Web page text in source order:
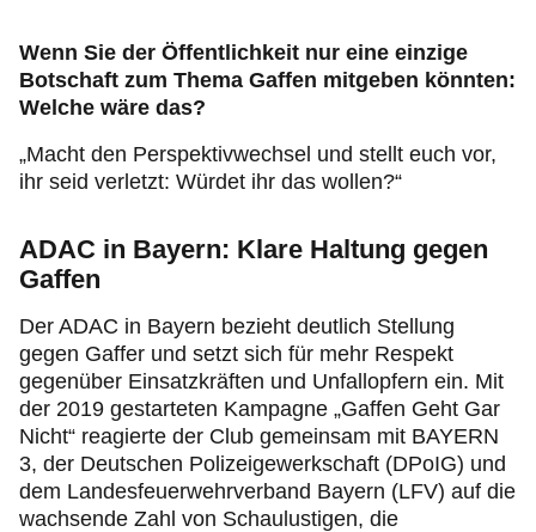
Wenn Sie der Öffentlichkeit nur eine einzige
Botschaft zum Thema Gaffen mitgeben könnten:
Welche wäre das?
„Macht den Perspektivwechsel und stellt euch vor,
ihr seid verletzt: Würdet ihr das wollen?“
ADAC in Bayern: Klare Haltung gegen
Gaffen
Der ADAC in Bayern bezieht deutlich Stellung
gegen Gaffer und setzt sich für mehr Respekt
gegenüber Einsatzkräften und Unfallopfern ein. Mit
der 2019 gestarteten Kampagne „Gaffen Geht Gar
Nicht“ reagierte der Club gemeinsam mit BAYERN
3, der Deutschen Polizeigewerkschaft (DPoIG) und
dem Landesfeuerwehrverband Bayern (LFV) auf die
wachsende Zahl von Schaulustigen, die